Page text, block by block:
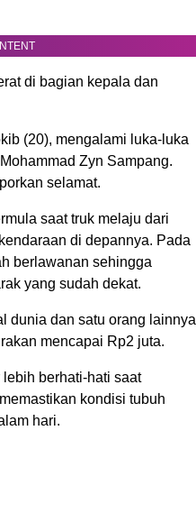
di bagian kepala dan
(20), mengalami luka-luka
Zyn Sampang.
selamat.
saat truk melaju dari
di depannya. Pada
berlawanan sehingga
yang sudah dekat.
dunia dan satu orang lainnya
mencapai Rp2 juta.
berhati-hati saat
kondisi tubuh
hari.